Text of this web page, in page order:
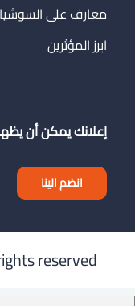
معارف على
ابرز المؤثرين
إعلانك يمكن أن
انضم الينا
reserved ©